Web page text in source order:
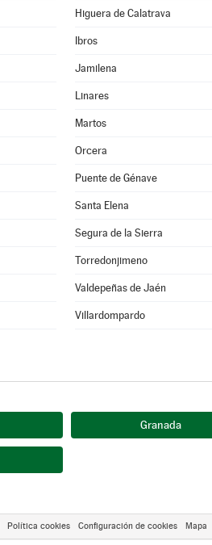
Higuera de Calatrava
Ibros
Jamilena
Linares
Martos
Orcera
Puente de Génave
Santa Elena
Segura de la Sierra
Torredonjimeno
Valdepeñas de Jaén
Villardompardo
Granada
Política cookies Configuración de cookies Mapa